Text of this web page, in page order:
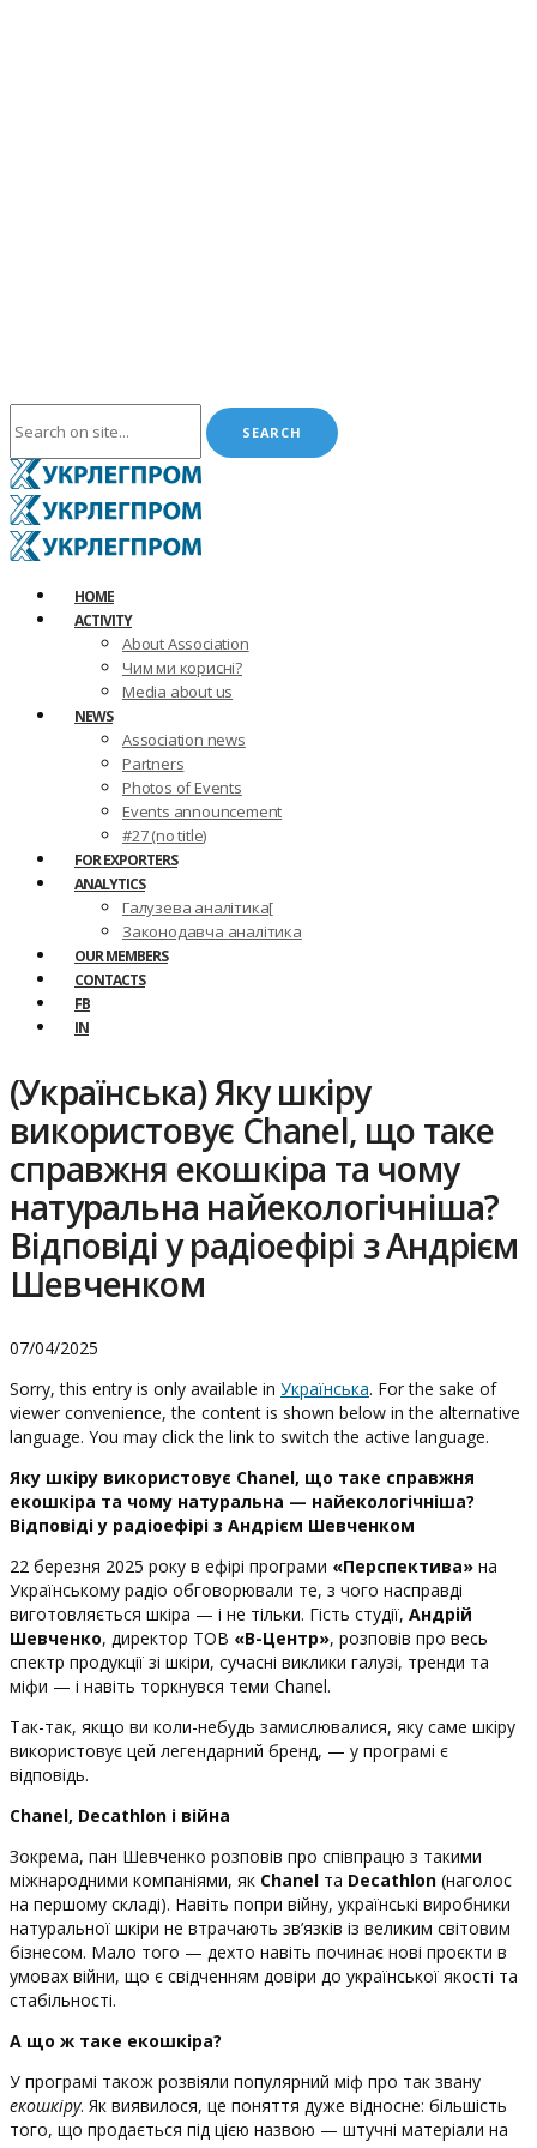
HOME
ACTIVITY
About Association
Чим ми корисні?
Media about us
NEWS
Association news
Partners
Photos of Events
Events announcement
#27 (no title)
FOR EXPORTERS
ANALYTICS
Галузева аналітика[
Законодавча аналітика
OUR MEMBERS
CONTACTS
FB
IN
(Українська) Яку шкіру
використовує Chanel, що таке
справжня екошкіра та чому
натуральна найекологічніша?
Відповіді у радіоефірі з Андрієм
Шевченком
07/04/2025
Sorry, this entry is only available in Українська. For the sake of
viewer convenience, the content is shown below in the alternative
language. You may click the link to switch the active language.
Яку шкіру використовує Chanel, що таке справжня
екошкіра та чому натуральна — найекологічніша?
Відповіді у радіоефірі з Андрієм Шевченком
22 березня 2025 року в ефірі програми «Перспектива» на
Українському радіо обговорювали те, з чого насправді
виготовляється шкіра — і не тільки. Гість студії, Андрій
Шевченко, директор ТОВ «В-Центр», розповів про весь
спектр продукції зі шкіри, сучасні виклики галузі, тренди та
міфи — і навіть торкнувся теми Chanel.
Так-так, якщо ви коли-небудь замислювалися, яку саме шкіру
використовує цей легендарний бренд, — у програмі є
відповідь.
Chanel, Decathlon і війна
Зокрема, пан Шевченко розповів про співпрацю з такими
міжнародними компаніями, як Chanel та Decathlon (наголос
на першому складі). Навіть попри війну, українські виробники
натуральної шкіри не втрачають зв’язків із великим світовим
бізнесом. Мало того — дехто навіть починає нові проєкти в
умовах війни, що є свідченням довіри до української якості та
стабільності.
А що ж таке екошкіра?
У програмі також розвіяли популярний міф про так звану
екошкіру. Як виявилося, це поняття дуже відносне: більшість
того, що продається під цією назвою — штучні матеріали на